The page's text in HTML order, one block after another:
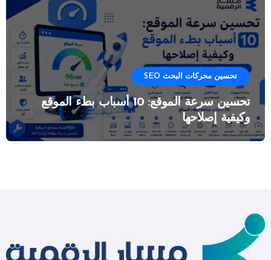
تحسين محركات البحث SEO
تحسين سرعة الموقع: 10 أسباب بطء الموقع
وكيفية إصلاحها